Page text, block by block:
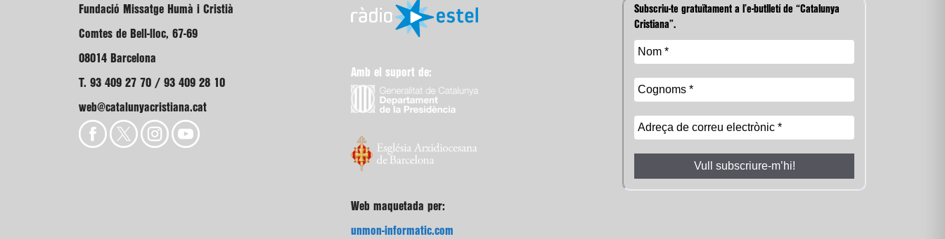
Fundació Missatge Humà i Cristià
Comtes de Bell-lloc, 67-69
08014 Barcelona
T. 93 409 27 70 / 93 409 28 10
web@catalunyacristiana.cat
Amb el suport de:
Web maquetada per:
unmon-informatic.com
Subscriu-te gratuïtament a l’e-butlletí de “Catalunya
Cristiana”.